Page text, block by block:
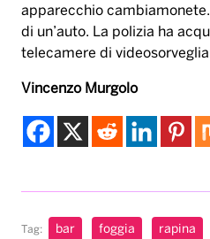
apparecchio
di un’auto. La polizia ha
telecamere di
Vincenzo Murgolo
Tag: bar foggia rapina